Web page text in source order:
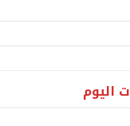
اليوم